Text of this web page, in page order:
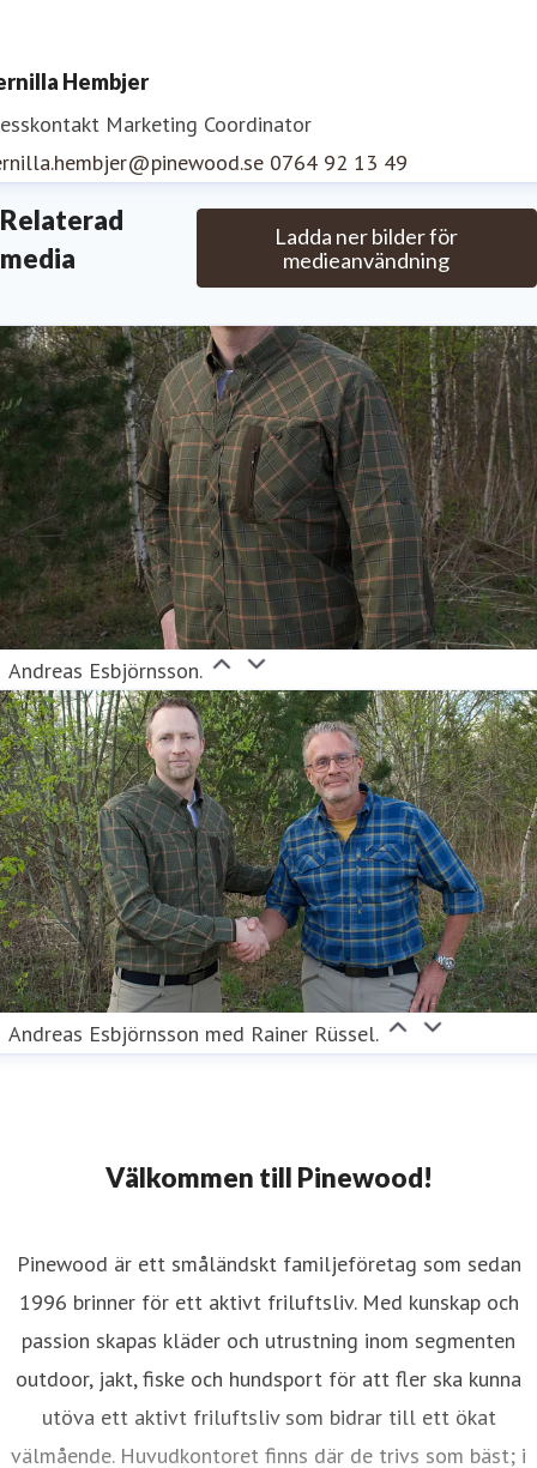
Hembjer
Marketing Coordinator
0764 92 13 49
Relaterad
media
Ladda ner bilder för
medieanvändning
Andreas Esbjörnsson.
Andreas Esbjörnsson med Rainer Rüssel.
Välkommen till Pinewood!
Pinewood är ett småländskt familjeföretag som sedan
1996 brinner för ett aktivt friluftsliv. Med kunskap och
passion skapas kläder och utrustning inom segmenten
outdoor, jakt, fiske och hundsport för att fler ska kunna
utöva ett aktivt friluftsliv som bidrar till ett ökat
välmående. Huvudkontoret finns där de trivs som bäst; i